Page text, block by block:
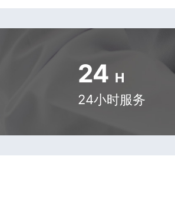
24 H
24小时服务